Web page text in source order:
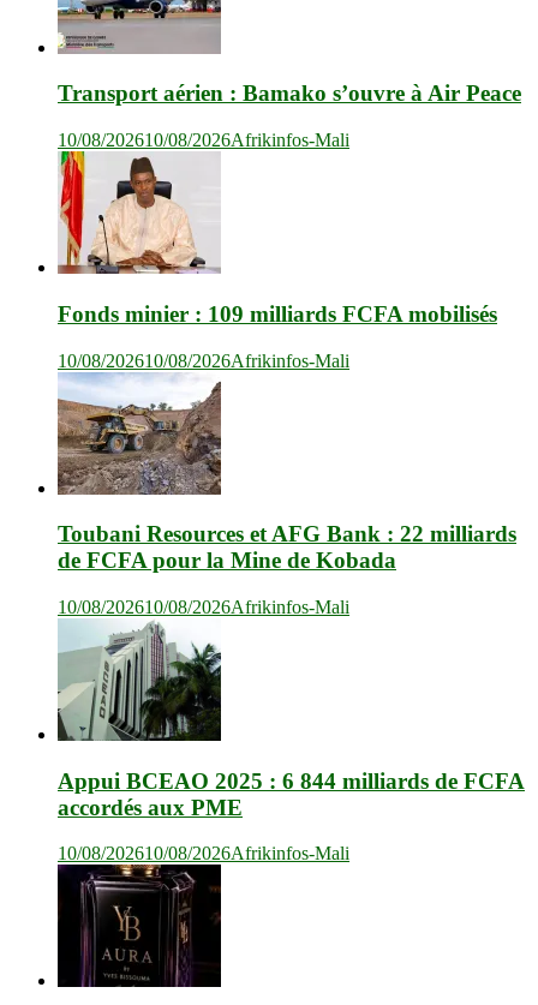
Transport aérien : Bamako s’ouvre à Air Peace
10/08/202610/08/2026Afrikinfos-Mali
Fonds minier : 109 milliards FCFA mobilisés
10/08/202610/08/2026Afrikinfos-Mali
Toubani Resources et AFG Bank : 22 milliards
de FCFA pour la Mine de Kobada
10/08/202610/08/2026Afrikinfos-Mali
Appui BCEAO 2025 : 6 844 milliards de FCFA
accordés aux PME
10/08/202610/08/2026Afrikinfos-Mali